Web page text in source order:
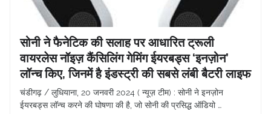
सोनी ने फैनेटिक की सलाह पर आधारित ट्रूली
वायरलेस नॉइज़ कैंसिलिंग गेमिंग ईयरबड्स ‘इनज़ोन’
लॉन्च किए, जिनमें है इंडस्ट्री की सबसे लंबी बैटरी लाइफ
चंडीगढ़ / लुधियाना, 20 जनवरी 2024 ( न्यूज़ टीम) : सोनी ने इनज़ोन
ईयरबड्स लॉन्च करने की घोषणा की है, जो सोनी की प्रसिद्ध ऑडियो …